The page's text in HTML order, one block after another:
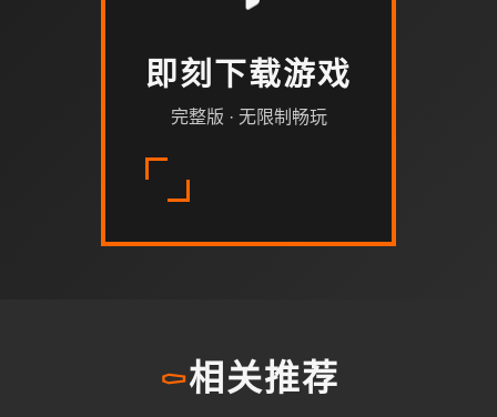
即刻下载游戏
完整版 · 无限制畅玩
⚰️相关推荐